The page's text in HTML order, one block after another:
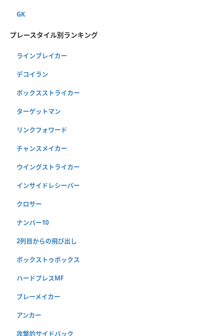
GK
プレースタイル別ランキング
ラインブレイカー
デコイラン
ボックスストライカー
ターゲットマン
リンクフォワード
チャンスメイカー
ウイングストライカー
インサイドレシーバー
クロサー
ナンバー10
2列目からの飛び出し
ボックストゥボックス
ハードプレスMF
プレーメイカー
アンカー
攻撃的サイドバック